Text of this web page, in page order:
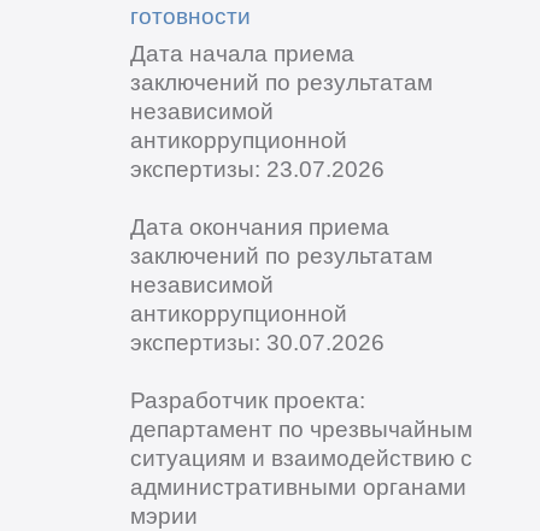
готовности
Дата начала приема
заключений по результатам
независимой
антикоррупционной
экспертизы: 23.07.2026
Дата окончания приема
заключений по результатам
независимой
антикоррупционной
экспертизы: 30.07.2026
Разработчик проекта:
департамент по чрезвычайным
ситуациям и взаимодействию с
административными органами
мэрии